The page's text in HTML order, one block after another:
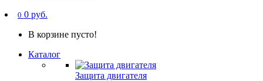
0 0 руб.
В корзине пусто!
Каталог
Защита двигателя